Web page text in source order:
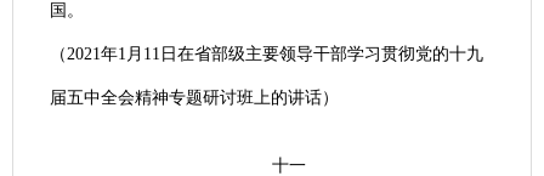
国。
（2021年1月11日在省部级主要领导干部学习贯彻党的十九
届五中全会精神专题研讨班上的讲话）
十一